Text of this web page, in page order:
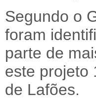
Segundo o
foram
parte de
este projeto
de Lafões.